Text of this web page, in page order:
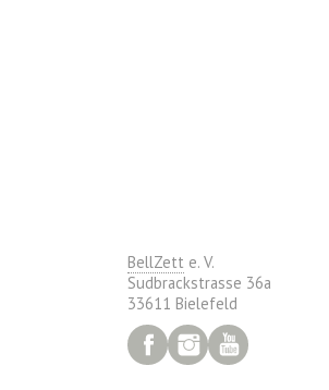
BellZett e. V.
Sudbrackstrasse 36a
33611 Bielefeld
FacebookInstagram